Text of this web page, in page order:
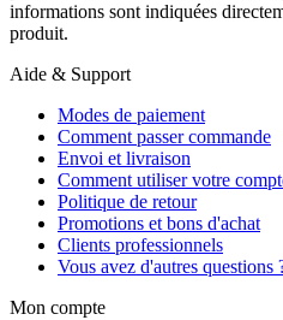
informations sont indiquées
produit.
Aide & Support
Modes de paiement
Comment passer commande
Envoi et livraison
Comment utiliser votre
Politique de retour
Promotions et bons d'achat
Clients professionnels
Vous avez d'autres questions
Mon compte